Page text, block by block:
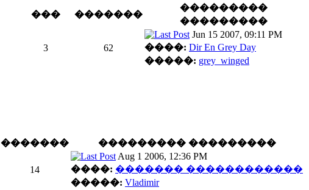
��� �������
���������
���������
3 62
Jun 15 2007, 09:11 PM
����: Dir En Grey Day
�����: grey_winged
�������
��������� ���������
14
Aug 1 2006, 12:36 PM
����: ������� ������������
�����: Vladimir